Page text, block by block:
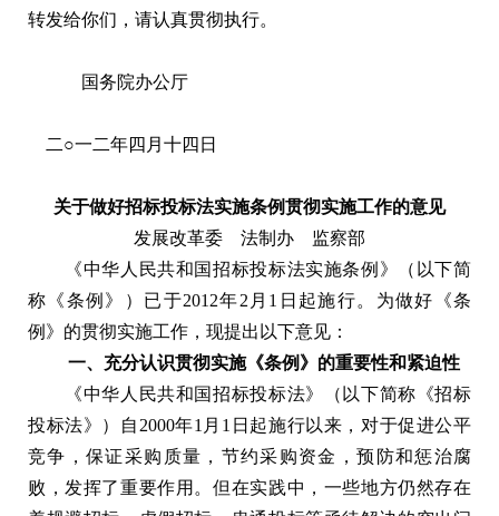
转发给你们，请认真贯彻执行。
国务院办公厅
二○一二年四月十四日
关于做好招标投标法实施条例贯彻实施工作的意见
发展改革委 法制办 监察部
《中华人民共和国招标投标法实施条例》（以下简
称《条例》）已于2012年2月1日起施行。为做好《条
例》的贯彻实施工作，现提出以下意见：
一、充分认识贯彻实施《条例》的重要性和紧迫性
《中华人民共和国招标投标法》（以下简称《招标
投标法》）自2000年1月1日起施行以来，对于促进公平
竞争，保证采购质量，节约采购资金，预防和惩治腐
败，发挥了重要作用。但在实践中，一些地方仍然存在